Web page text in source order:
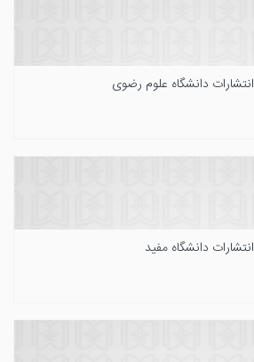
انتشارات دانشگاه علوم رضوی
انتشارات دانشگاه مفید